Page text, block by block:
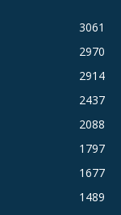
3061
2970
2914
2437
2088
1797
1677
1489